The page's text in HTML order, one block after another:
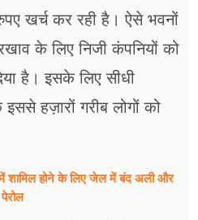
खर्च कर रही है। ऐसे भवनों
के लिए निजी कंपनियों को
है। इसके लिए सीधी
इससे हज़ारों गरीब लोगों को
शामिल होने के लिए जेल में बंद अली और